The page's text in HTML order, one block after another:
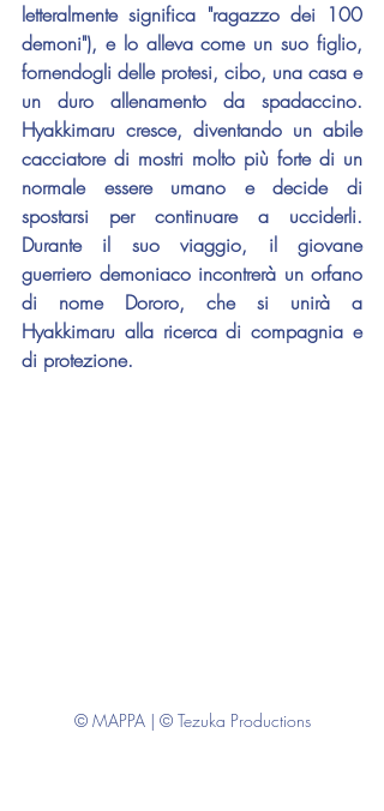
letteralmente significa "ragazzo dei 100
demoni"), e lo alleva come un suo figlio,
fornendogli delle protesi, cibo, una casa e
un duro allenamento da spadaccino.
Hyakkimaru cresce, diventando un abile
cacciatore di mostri molto più forte di un
normale essere umano e decide di
spostarsi per continuare a ucciderli.
Durante il suo viaggio, il giovane
guerriero demoniaco incontrerà un orfano
di nome Dororo, che si unirà a
Hyakkimaru alla ricerca di compagnia e
di protezione.
© MAPPA | © Tezuka Productions